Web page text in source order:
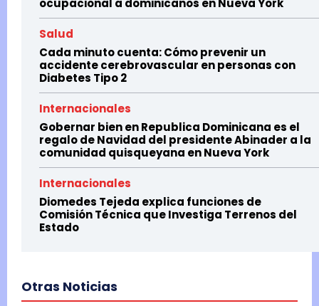
ocupacional a dominicanos en Nueva York
Salud
Cada minuto cuenta: Cómo prevenir un
accidente cerebrovascular en personas con
Diabetes Tipo 2
Internacionales
Gobernar bien en Republica Dominicana es el
regalo de Navidad del presidente Abinader a la
comunidad quisqueyana en Nueva York
Internacionales
Diomedes Tejeda explica funciones de
Comisión Técnica que Investiga Terrenos del
Estado
Otras Noticias